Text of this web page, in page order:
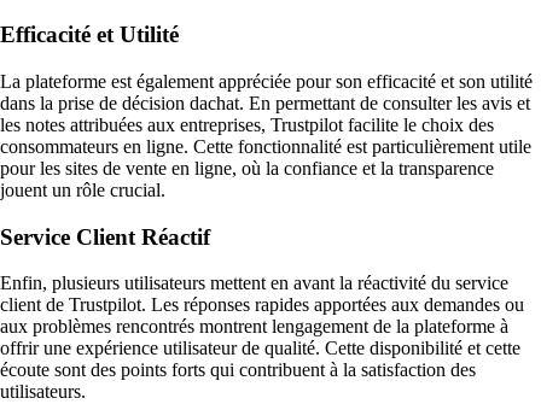
Efficacité et Utilité
La plateforme est également appréciée pour son efficacité et son utilité
dans la prise de décision dachat. En permettant de consulter les avis et
les notes attribuées aux entreprises, Trustpilot facilite le choix des
consommateurs en ligne. Cette fonctionnalité est particulièrement utile
pour les sites de vente en ligne, où la confiance et la transparence
jouent un rôle crucial.
Service Client Réactif
Enfin, plusieurs utilisateurs mettent en avant la réactivité du service
client de Trustpilot. Les réponses rapides apportées aux demandes ou
aux problèmes rencontrés montrent lengagement de la plateforme à
offrir une expérience utilisateur de qualité. Cette disponibilité et cette
écoute sont des points forts qui contribuent à la satisfaction des
utilisateurs.